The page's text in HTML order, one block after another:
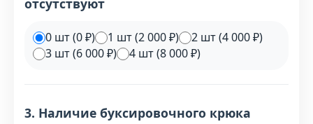
отсутствуют
0 шт (0 ₽) 1 шт (2 000 ₽)
2 шт (4 000 ₽)
3 шт (6 000 ₽)
4 шт (8 000 ₽)
3. Наличие буксировочного крюка